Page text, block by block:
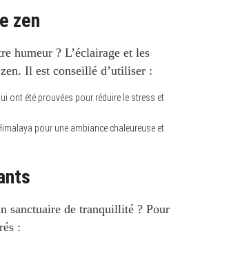
zen
humeur ? L’éclairage et les
Il est conseillé d’utiliser :
ont été prouvées pour réduire le stress et
pour une ambiance chaleureuse et
sanctuaire de tranquillité ? Pour
: